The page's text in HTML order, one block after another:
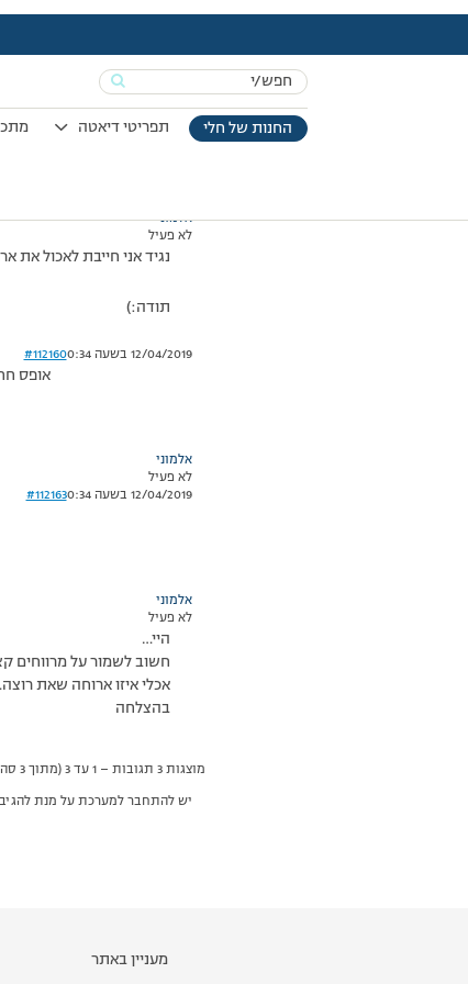
Search
for:החנות של חלי תפריטי דיאטה
עמוד הבית>דיונים>פורום>
….
מוצגות 3 תגובות – 1 עד 3 (מתוך 3 סה״כ)
19/02/2010 בשעה 9:38
#112157
אלמוני
לא פעיל
נגיד אני חייבת לאכול את ארוחת הצהריים עד שעה 3 . ולא אכלתי משעה
תודה:)
12/04/2019 בשעה 0:34 #112160
אלמוני
לא פעיל
אופס
12/04/2019 בשעה 0:34 #112163
אלמוני
לא פעיל
היי…
חשוב לשמור על מרווחים
אכלי איזו ארוחה שאת
בהצלחה
מוצגות 3 תגובות – 1 עד 3 (מתוך 3 סה״כ)
יש להתחבר למערכת על מנת
מעניין באתר